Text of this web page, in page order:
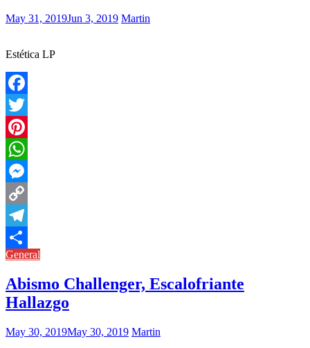
May 31, 2019Jun 3, 2019 Martin
Estética LP
Facebook
Twitter
Pinterest
WhatsApp
Messenger
Copy
Link
Telegram
Compartir
General
Abismo Challenger, Escalofriante
Hallazgo
May 30, 2019May 30, 2019 Martin